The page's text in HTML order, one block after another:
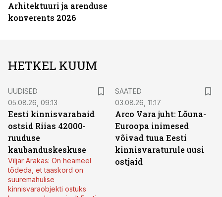
Arhitektuuri ja arenduse
konverents 2026
HETKEL KUUM
UUDISED
05.08.26, 09:13
Eesti kinnisvarahaid
ostsid Riias 42000-
ruuduse
kaubanduskeskuse
Viljar Arakas: On heameel
tõdeda, et taaskord on
suuremahulise
kinnisvaraobjekti ostuks
SAATED
03.08.26, 11:17
Arco Vara juht: Lõuna-
Euroopa inimesed
võivad tuua Eesti
kinnisvaraturule uusi
ostjaid